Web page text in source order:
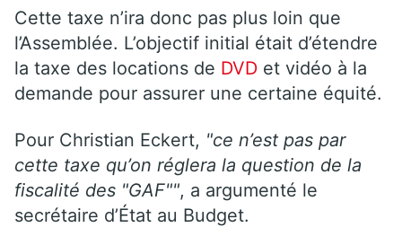
Cette taxe n’ira donc pas plus loin que
l’Assemblée. L’objectif initial était d’étendre
la taxe des locations de DVD et vidéo à la
demande pour assurer une certaine équité.
Pour Christian Eckert, "ce n’est pas par
cette taxe qu’on réglera la question de la
fiscalité des "GAF"", a argumenté le
secrétaire d’État au Budget.